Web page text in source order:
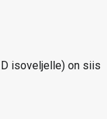
isoveljelle) on siis